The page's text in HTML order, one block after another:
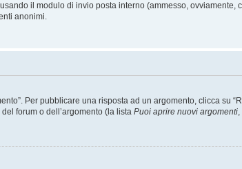
il modulo di invio posta interno (ammesso,
anonimi.
Per pubblicare una risposta ad un argomento, clicca su
forum o dell’argomento (la lista Puoi aprire nuovi argomenti,